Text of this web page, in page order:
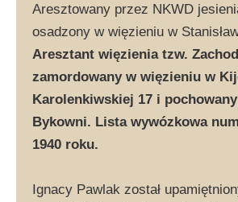
Aresztowany przez NKWD
osadzony w więzieniu w
Aresztant więzienia tzw.
zamordowany w więzieniu w
Karolenkiwskiej 17 i
Bykowni. Lista wywózkowa
1940 roku.
Ignacy Pawlak został